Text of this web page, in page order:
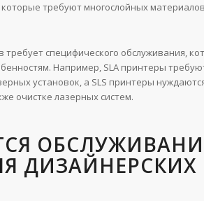
требуют многослойных
специфического обслуживания,
Например, SLA принтеры
установок, а SLS принтеры
очистке лазерных систем.
ДИЗАЙНЕРСКИХ